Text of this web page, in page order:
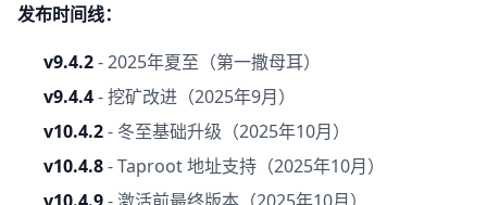
发布时间线：
v9.4.2- 2025年夏至（第一撒母耳）
v9.4.4- 挖矿改进（2025年9月）
v10.4.2- 冬至基础升级（2025年10月）
v10.4.8- Taproot 地址支持（2025年10月）
v10.4.9- 激活前最终版本（2025年10月）